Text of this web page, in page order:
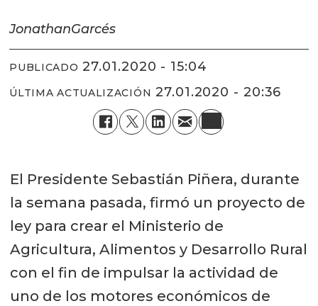
JonathanGarcés
PUBLICADO 27.01.2020 - 15:04
ÚLTIMA ACTUALIZACIÓN 27.01.2020 - 20:36
El Presidente Sebastián Piñera, durante
la semana pasada, firmó un proyecto de
ley para crear el Ministerio de
Agricultura, Alimentos y Desarrollo Rural
con el fin de impulsar la actividad de
uno de los motores económicos de